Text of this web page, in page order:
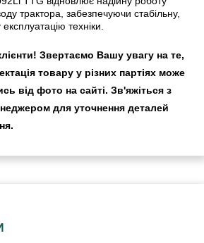
трактора, забезпечуючи стабільну,
техніки.
Звертаємо Вашу увагу на те,
товару у різних партіях може
від фото на сайті. Зв'яжіться з
для уточнення деталей